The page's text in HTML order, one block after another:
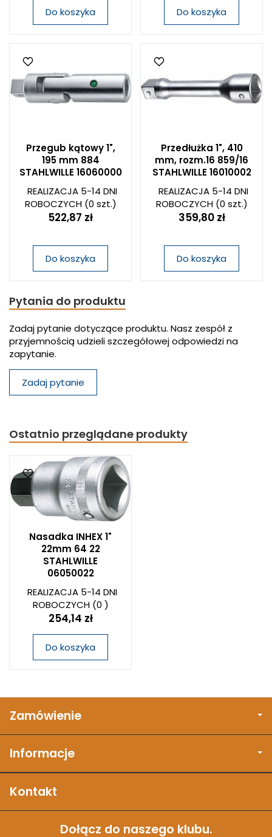
Do koszyka Do koszyka
Przegub kątowy 1",
195 mm 884
STAHLWILLE 16060000
REALIZACJA 5-14 DNI
ROBOCZYCH(0 szt.)
522,87 zł
Do koszyka
Przedłużka 1", 410
mm, rozm.16 859/16
STAHLWILLE 16010002
REALIZACJA 5-14 DNI
ROBOCZYCH(0 szt.)
359,80 zł
Do koszyka
Pytania do produktu
Zadaj pytanie dotyczące produktu. Nasz zespół z
przyjemnością udzieli szczegółowej odpowiedzi na
zapytanie.
Zadaj pytanie
Ostatnio przeglądane produkty
Nasadka INHEX 1"
22mm 64 22
STAHLWILLE
06050022
REALIZACJA 5-14 DNI
ROBOCZYCH(0 )
254,14 zł
Do koszyka
Zamówienie
Informacje
Kontakt
Dołącz do naszego klubu.